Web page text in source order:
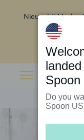
Nieuw bij Marley
Spoon
Do you
Spoon